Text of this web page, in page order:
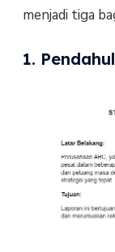
menjadi tiga
1.